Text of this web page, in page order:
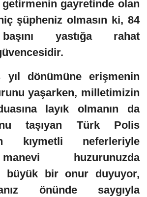
gayretinde olan
şüpheniz olmasın ki, 84
yastığa rahat
yıl dönümüne erişmenin
yaşarken, milletimizin
layık olmanın da
taşıyan Türk Polis
kıymetli neferleriyle
huzurunuzda
büyük bir onur duyuyor,
önünde saygıyla